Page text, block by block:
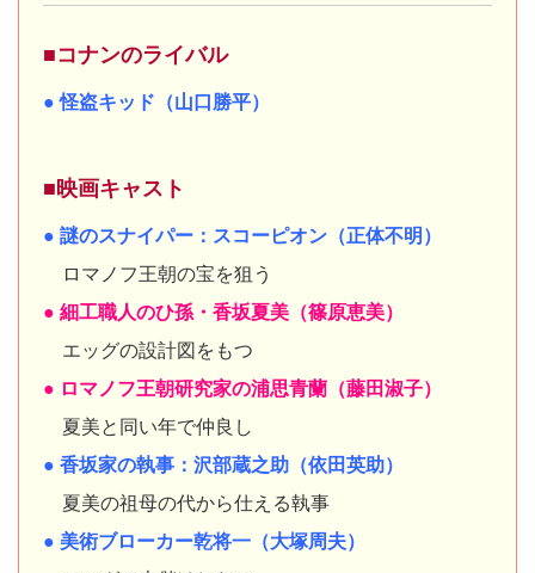
■コナンのライバル
● 怪盗キッド（山口勝平）
■映画キャスト
● 謎のスナイパー：スコーピオン（正体不明）
ロマノフ王朝の宝を狙う
● 細工職人のひ孫・香坂夏美（篠原恵美）
エッグの設計図をもつ
● ロマノフ王朝研究家の浦思青蘭（藤田淑子）
夏美と同い年で仲良し
● 香坂家の執事：沢部蔵之助（依田英助）
夏美の祖母の代から仕える執事
● 美術ブローカー乾将一（大塚周夫）